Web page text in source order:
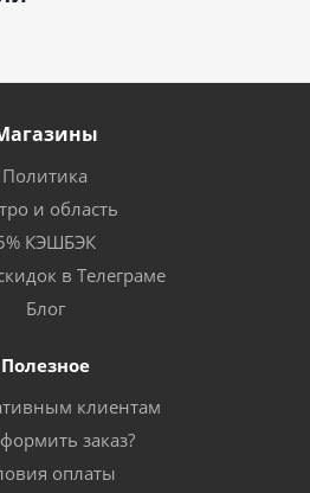
Политика
и область
КЭШБЭК
в Телеграме
Блог
Полезное
клиентам
заказ?
оплаты